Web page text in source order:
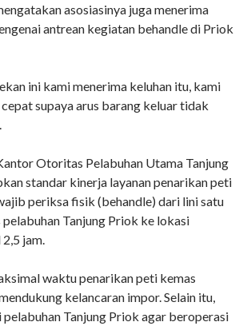
asosiasinya juga menerima
antrean kegiatan behandle di Priok
ini kami menerima keluhan itu, kami
supaya arus barang keluar tidak
Otoritas Pelabuhan Utama Tanjung
standar kinerja layanan penarikan peti
periksa fisik (behandle) dari lini satu
Tanjung Priok ke lokasi
jam.
waktu penarikan peti kemas
kelancaran impor. Selain itu,
Tanjung Priok agar beroperasi